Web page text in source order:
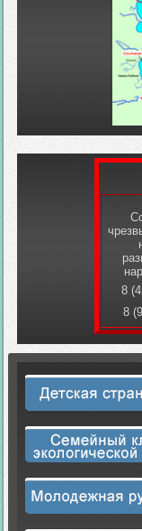
8
8